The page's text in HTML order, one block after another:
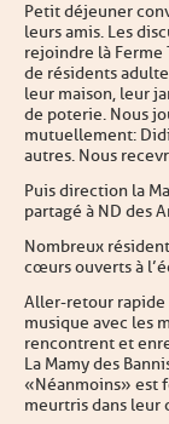
Petit déjeuner
leurs amis. Les
rejoindre là Ferme
de résidents
leur maison, leur
de poterie. Nous
mutuellement :
autres. Nous
Puis direction la
partagé à ND des
Nombreux
cœurs ouverts à
Aller-retour rapide
musique avec les
rencontrent et
La Mamy des
« Néanmoins »
meurtris dans leur